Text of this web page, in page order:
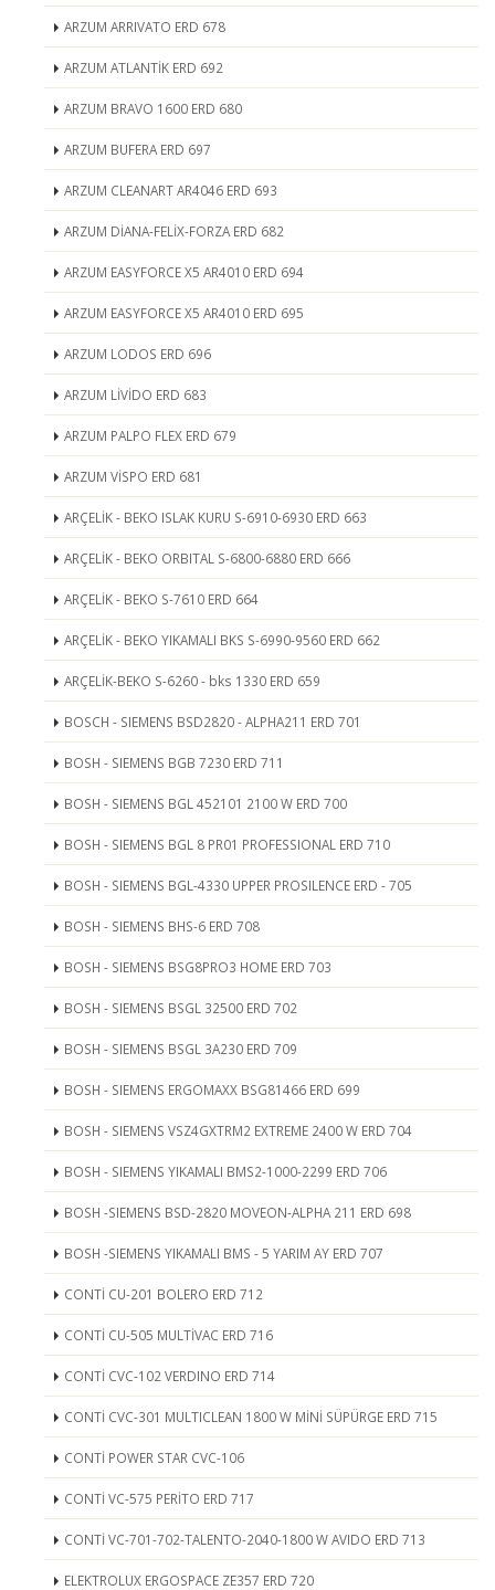
ARZUM ARRIVATO ERD 678
ARZUM ATLANTİK ERD 692
ARZUM BRAVO 1600 ERD 680
ARZUM BUFERA ERD 697
ARZUM CLEANART AR4046 ERD 693
ARZUM DİANA-FELİX-FORZA ERD 682
ARZUM EASYFORCE X5 AR4010 ERD 694
ARZUM EASYFORCE X5 AR4010 ERD 695
ARZUM LODOS ERD 696
ARZUM LİVİDO ERD 683
ARZUM PALPO FLEX ERD 679
ARZUM VİSPO ERD 681
ARÇELİK - BEKO ISLAK KURU S-6910-6930 ERD 663
ARÇELİK - BEKO ORBITAL S-6800-6880 ERD 666
ARÇELİK - BEKO S-7610 ERD 664
ARÇELİK - BEKO YIKAMALI BKS S-6990-9560 ERD 662
ARÇELİK-BEKO S-6260 - bks 1330 ERD 659
BOSCH - SIEMENS BSD2820 - ALPHA211 ERD 701
BOSH - SIEMENS BGB 7230 ERD 711
BOSH - SIEMENS BGL 452101 2100 W ERD 700
BOSH - SIEMENS BGL 8 PR01 PROFESSIONAL ERD 710
BOSH - SIEMENS BGL-4330 UPPER PROSILENCE ERD - 705
BOSH - SIEMENS BHS-6 ERD 708
BOSH - SIEMENS BSG8PRO3 HOME ERD 703
BOSH - SIEMENS BSGL 32500 ERD 702
BOSH - SIEMENS BSGL 3A230 ERD 709
BOSH - SIEMENS ERGOMAXX BSG81466 ERD 699
BOSH - SIEMENS VSZ4GXTRM2 EXTREME 2400 W ERD 704
BOSH - SIEMENS YIKAMALI BMS2-1000-2299 ERD 706
BOSH -SIEMENS BSD-2820 MOVEON-ALPHA 211 ERD 698
BOSH -SIEMENS YIKAMALI BMS - 5 YARIM AY ERD 707
CONTİ CU-201 BOLERO ERD 712
CONTİ CU-505 MULTİVAC ERD 716
CONTİ CVC-102 VERDINO ERD 714
CONTİ CVC-301 MULTICLEAN 1800 W MİNİ SÜPÜRGE ERD 715
CONTİ POWER STAR CVC-106
CONTİ VC-575 PERİTO ERD 717
CONTİ VC-701-702-TALENTO-2040-1800 W AVIDO ERD 713
ELEKTROLUX ERGOSPACE ZE357 ERD 720